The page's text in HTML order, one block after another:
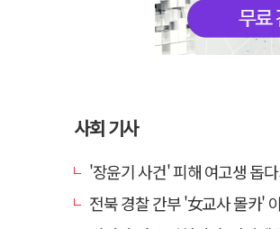
사회 기사
'장윤기 사건' 피해 여고생 돕
전북 경찰 간부 '女교사 몰카' 아들 폰 부